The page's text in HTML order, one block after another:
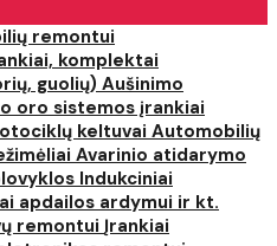
remontui
komplektai
guolių) Aušinimo
oro sistemos įrankiai
keltuvai Automobilių
Avarinio atidarymo
Indukciniai
apdailos ardymui ir kt.
remontui Įrankiai